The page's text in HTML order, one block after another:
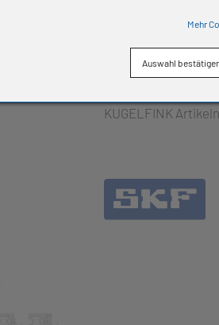
Chemische Produkte
Alle Produkte
KUGELFINK
Mehr
Auswahl